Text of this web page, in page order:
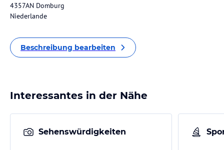
4357AN Domburg
Niederlande
Beschreibung bearbeiten
Interessantes in der Nähe
Sehenswürdigkeiten